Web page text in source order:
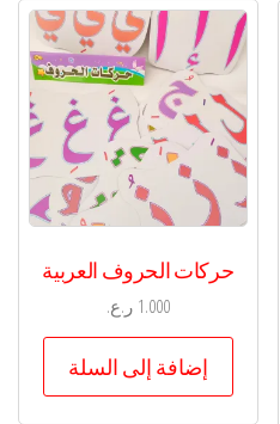
حركات الحروف العربية
1.000 ر.ع.
إضافة إلى السلة